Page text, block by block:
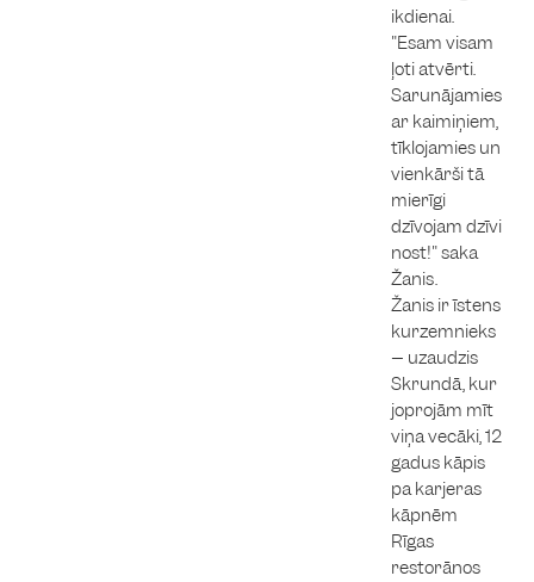
ikdienai.
"Esam visam
ļoti atvērti.
Sarunājamies
ar kaimiņiem,
tīklojamies un
vienkārši tā
mierīgi
dzīvojam dzīvi
nost!" saka
Žanis.
Žanis ir īstens
kurzemnieks
– uzaudzis
Skrundā, kur
joprojām mīt
viņa vecāki, 12
gadus kāpis
pa karjeras
kāpnēm
Rīgas
restorānos